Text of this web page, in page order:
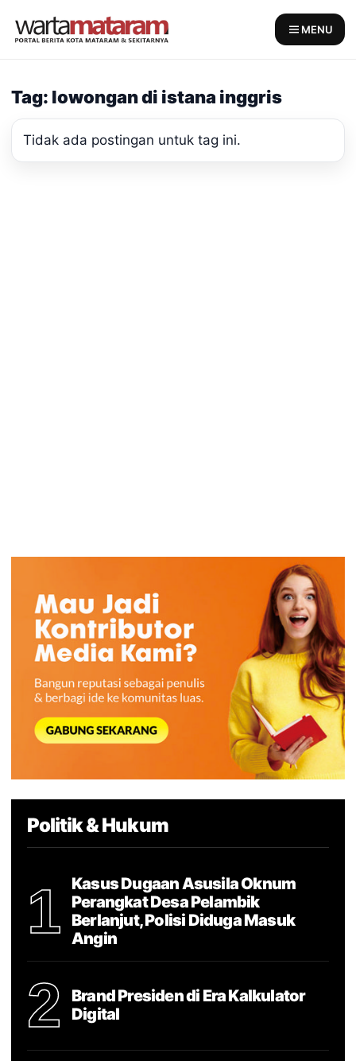
MENU
Tag: lowongan di istana inggris
Tidak ada postingan untuk tag ini.
Politik & Hukum
1
Kasus Dugaan Asusila Oknum
Perangkat Desa Pelambik
Berlanjut, Polisi Diduga Masuk
Angin
2
Brand Presiden di Era Kalkulator
Digital